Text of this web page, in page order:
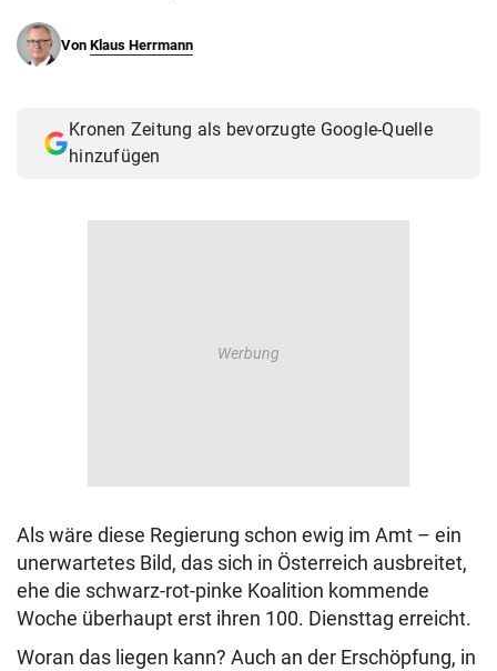
Von Klaus Herrmann
Kronen Zeitung als bevorzugte Google-Quelle
hinzufügen
Als wäre diese Regierung schon ewig im Amt – ein
unerwartetes Bild, das sich in Österreich ausbreitet,
ehe die schwarz-rot-pinke Koalition kommende
Woche überhaupt erst ihren 100. Diensttag erreicht.
Woran das liegen kann? Auch an der Erschöpfung, in